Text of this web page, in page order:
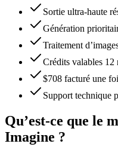
Sortie ultra-haute
Génération
Traitement
Crédits valables 12
$708 facturé une
Support technique
Qu’est-ce que le
Imagine ?